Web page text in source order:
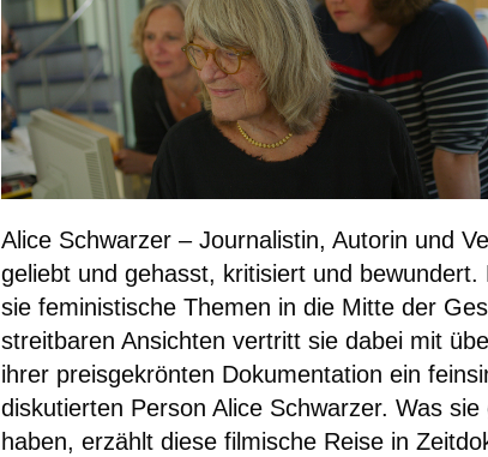
Alice Schwarzer – Journalistin, Autorin und
geliebt und gehasst, kritisiert und
sie feministische Themen in die Mitte der
streitbaren Ansichten vertritt sie dabei mit
ihrer preisgekrönten Dokumentation ein
diskutierten Person Alice Schwarzer. Was
haben, erzählt diese filmische Reise in